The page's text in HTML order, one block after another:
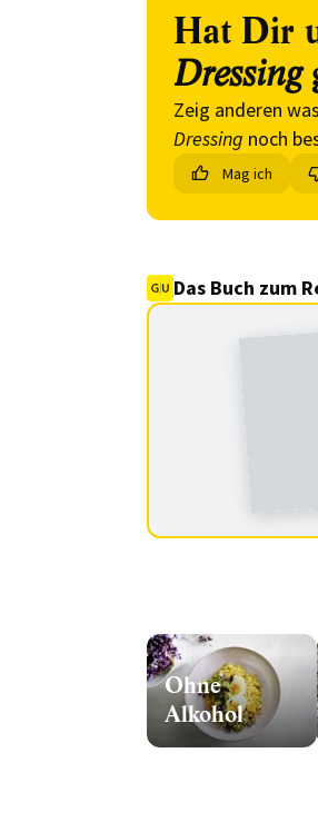
Hat Dir
Dressing
Zeig anderen
Dressing noch
Mag ich
Das Buch zum
Ohne
Alkohol